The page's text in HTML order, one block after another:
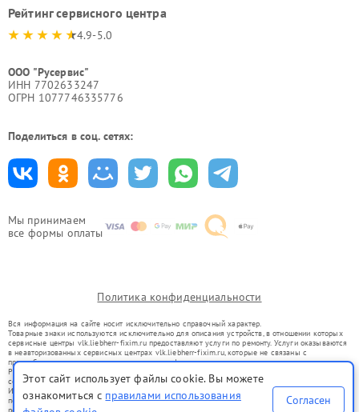
Мы принимаем
все формы оплаты
Рейтинг сервисного центра
4.9-5.0
ООО "Русервис"
ИНН 7702633247
ОГРН 1077746335776
Поделиться в соц. сетях:
Политика конфиденциальности
Вся информация на сайте носит исключительно справочный характер.
Товарные знаки используются исключительно для описания устройств, в отношении которых
сервисные центры vlk.liebherr-fixim.ru предоставляют услуги по ремонту. Услуги оказываются
в неавторизованных сервисных центрах vlk.liebherr-fixim.ru, которые не связаны с
правообладателями товарных знаков или их официальными представителями.
Ремонт осуществляется для устройств, уже введенных в гражданский оборот в соответствии
со статьей 1487 ГК РФ.
Использование товарных знаков не преследует цели индивидуализации услуг или введения
потребителей в заблуждение, а служит для информирования о предоставляемых услугах по
Этот сайт использует файлы cookie. Вы можете
ознакомиться с правилами использования
Согласен